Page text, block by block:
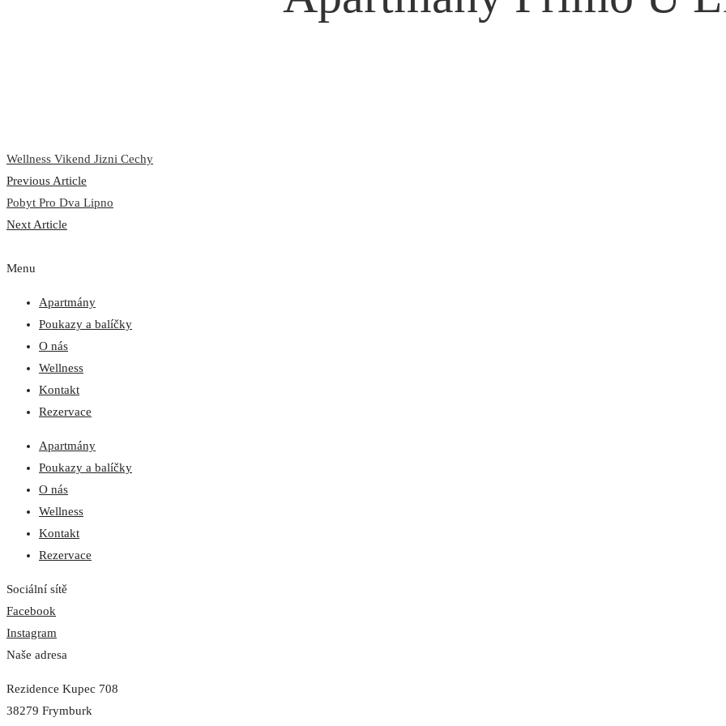
Wellness Vikend Jizni Cechy
Previous Article
Pobyt Pro Dva Lipno
Next Article
Menu
Apartmány
Poukazy a balíčky
O nás
Wellness
Kontakt
Rezervace
Apartmány
Poukazy a balíčky
O nás
Wellness
Kontakt
Rezervace
Sociální sítě
Facebook
Instagram
Naše adresa
Rezidence Kupec 708
38279 Frymburk